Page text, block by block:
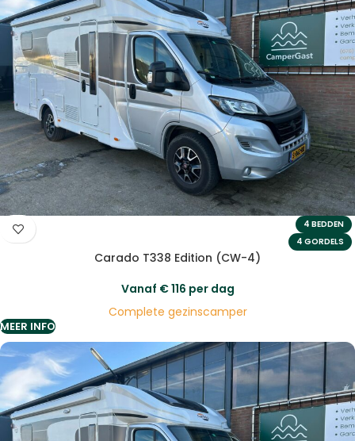
4 BEDDEN
4 GORDELS
Carado T338 Edition (CW-4)
Vanaf €116 per dag
Complete gezinscamper
MEER INFO